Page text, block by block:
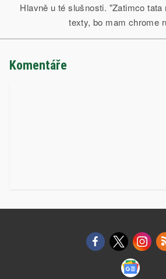
Hlavně u té slušnosti. "Zatimco tata
texty, bo mam chrome
Komentáře